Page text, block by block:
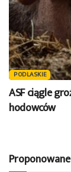
PODLASKIE
ASF ciągle
hodowców
Proponowane